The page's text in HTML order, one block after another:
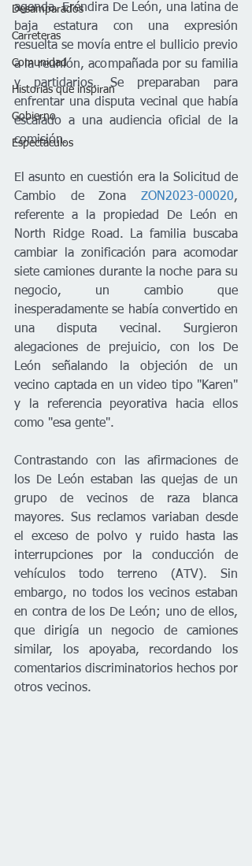
Desamparados
Carreteras
Comunidad
Historias que inspiran
Gobierno
Espectáculos
agenda. Eréndira De León, una latina de
baja estatura con una expresión
resuelta se movía entre el bullicio previo
a la reunión, acompañada por su familia
y partidarios. Se preparaban para
enfrentar una disputa vecinal que había
escalado a una audiencia oficial de la
comisión.
El asunto en cuestión era la Solicitud de
Cambio de Zona ZON2023-00020,
referente a la propiedad De León en
North Ridge Road. La familia buscaba
cambiar la zonificación para acomodar
siete camiones durante la noche para su
negocio, un cambio que
inesperadamente se había convertido en
una disputa vecinal. Surgieron
alegaciones de prejuicio, con los De
León señalando la objeción de un
vecino captada en un video tipo "Karen"
y la referencia peyorativa hacia ellos
como "esa gente".
Contrastando con las afirmaciones de
los De León estaban las quejas de un
grupo de vecinos de raza blanca
mayores. Sus reclamos variaban desde
el exceso de polvo y ruido hasta las
interrupciones por la conducción de
vehículos todo terreno (ATV). Sin
embargo, no todos los vecinos estaban
en contra de los De León; uno de ellos,
que dirigía un negocio de camiones
similar, los apoyaba, recordando los
comentarios discriminatorios hechos por
otros vecinos.